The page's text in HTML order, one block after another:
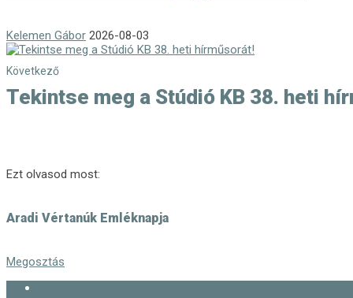
Kelemen Gábor 2026-08-03
Következő
Tekintse meg a Stúdió KB 38. heti
Ezt olvasod most:
Aradi Vértanúk Emléknapja
Megosztás